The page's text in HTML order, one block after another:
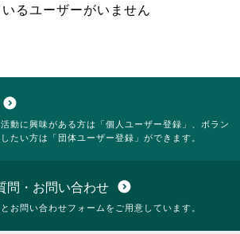
るユーザーがいません
expand_circle_down
動に興味がある方は「個人ユーザー登録」、ボラン
たい方は「団体ユーザー登録」ができます。
問・お問い合わせ expand_circle_down
お問い合わせフォームをご用意しています。